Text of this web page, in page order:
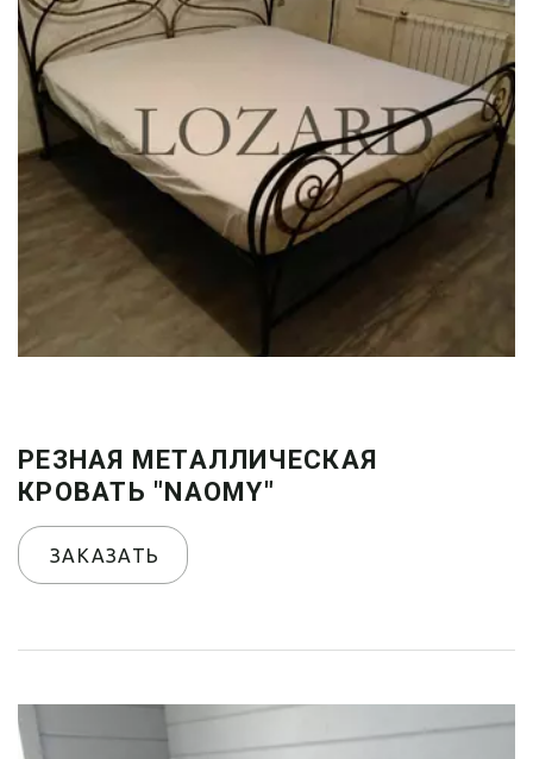
РЕЗНАЯ МЕТАЛЛИЧЕСКАЯ
КРОВАТЬ "NAOMY"
ЗАКАЗАТЬ